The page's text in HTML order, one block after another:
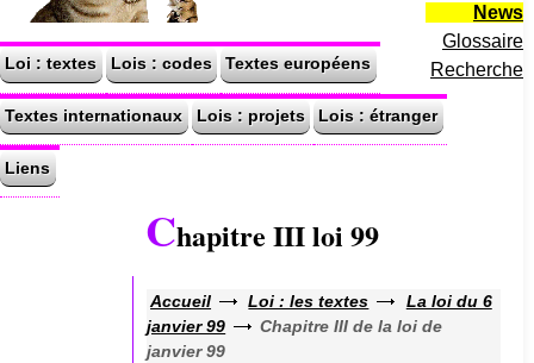
News
Glossaire
Recherche
Loi : textes Lois : codes Textes européens
Textes internationaux Lois : projets Lois : étranger
Liens
Chapitre III loi 99
Accueil Loi : les textes
La loi du 6
janvier 99
Chapitre III de la loi de
janvier 99